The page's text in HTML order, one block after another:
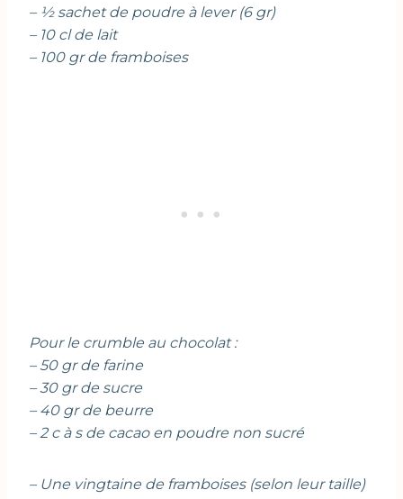
– ½ sachet de poudre à lever (6 gr)
– 10 cl de lait
– 100 gr de framboises
Pour le crumble au chocolat :
– 50 gr de farine
– 30 gr de sucre
– 40 gr de beurre
– 2 c à s de cacao en poudre non sucré
– Une vingtaine de framboises (selon leur taille)